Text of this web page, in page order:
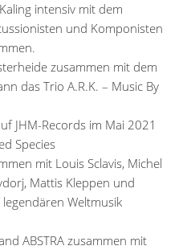
intensiv mit dem
und Komponisten
zusammen mit dem
das Trio A.R.K. – Music By
JHM-Records im Mai 2021
Species
mit Louis Sclavis, Michel
Mattis Kleppen und
Weltmusik
ABSTRA zusammen mit